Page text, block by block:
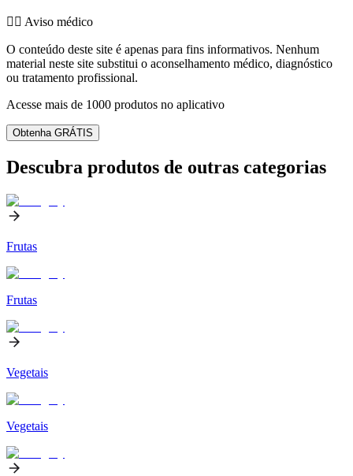
👨‍⚕️️ Aviso médico
O conteúdo deste site é apenas para fins informativos. Nenhum
material neste site substitui o aconselhamento médico, diagnóstico
ou tratamento profissional.
Acesse mais de 1000 produtos no aplicativo
Obtenha GRÁTIS
Descubra produtos de outras categorias
Frutas
Frutas
Vegetais
Vegetais